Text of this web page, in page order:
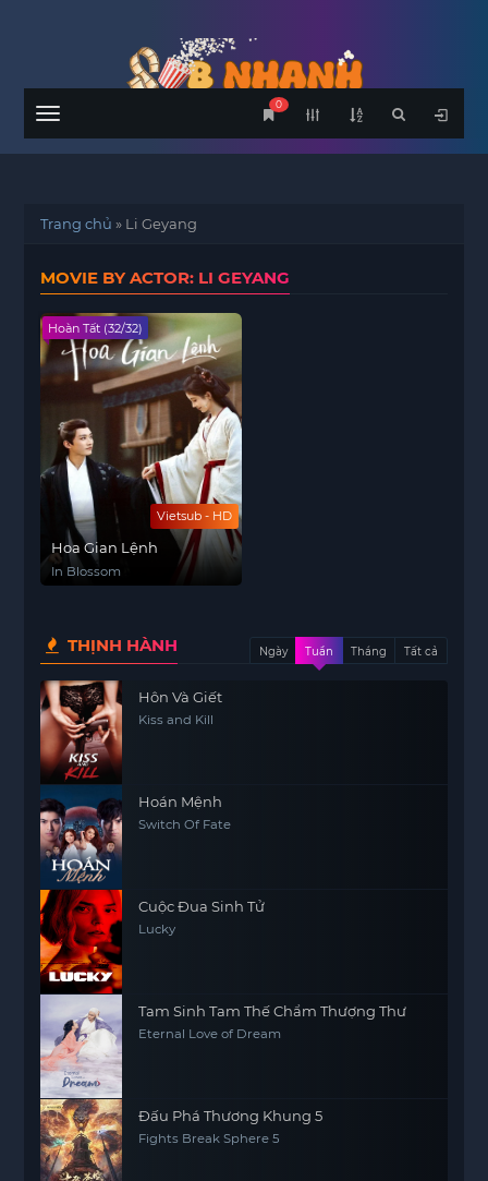
Menu
0
Trang chủ » Li Geyang
MOVIE BY ACTOR: LI GEYANG
Vietsub - HD
Hoàn Tất (32/32)
Hoa Gian Lệnh
In Blossom
THỊNH HÀNH Ngày Tuần Tháng Tất cả
Hôn Và Giết
Kiss and Kill
Hoán Mệnh
Switch Of Fate
Cuộc Đua Sinh Tử
Lucky
Tam Sinh Tam Thế Chẩm Thượng Thư
Eternal Love of Dream
Đấu Phá Thương Khung 5
Fights Break Sphere 5